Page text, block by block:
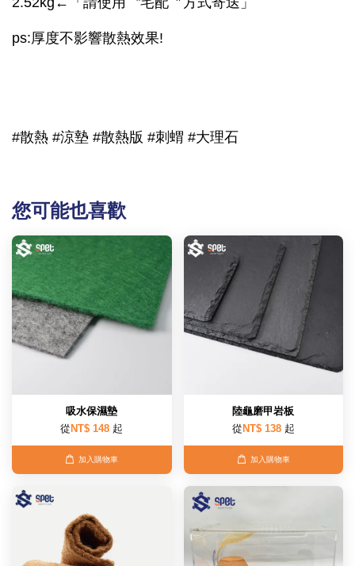
ps:厚度不影響散熱效果!
#散熱 #涼墊 #散熱版 #刺蝟 #大理石
您可能也喜歡
吸水保濕墊
從 NT$ 148 起
加入購物車
陸龜磨甲岩板
從 NT$ 138 起
加入購物車